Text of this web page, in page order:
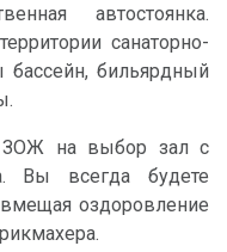
автостоянка.
санаторно-
бассейн, бильярдный
ЗОЖ на выбор зал с
Вы всегда будете
оздоровление